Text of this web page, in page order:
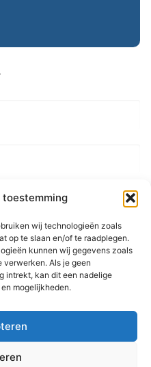
toestemming
wij technologieën zoals
op te slaan en/of te raadplegen.
kunnen wij gegevens zoals
verwerken. Als je geen
intrekt, kan dit een nadelige
mogelijkheden.